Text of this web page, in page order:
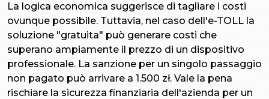
La logica economica suggerisce di tagliare i costi
ovunque possibile. Tuttavia, nel caso dell'e-TOLL la
soluzione "gratuita" può generare costi che
superano ampiamente il prezzo di un dispositivo
professionale. La sanzione per un singolo passaggio
non pagato può arrivare a 1.500 zł. Vale la pena
rischiare la sicurezza finanziaria dell'azienda per un